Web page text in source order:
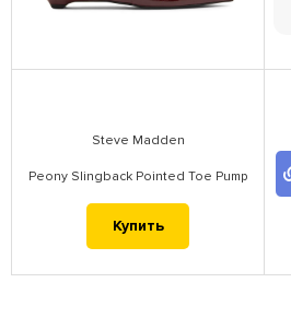
Steve Madden
Peony Slingback Pointed Toe Pump
Купить